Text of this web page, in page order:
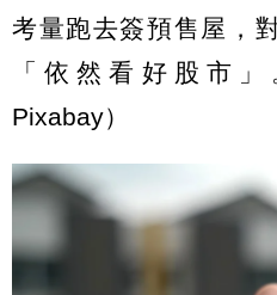
考量跑去簽預售屋，
「依然看好股市
Pixabay）